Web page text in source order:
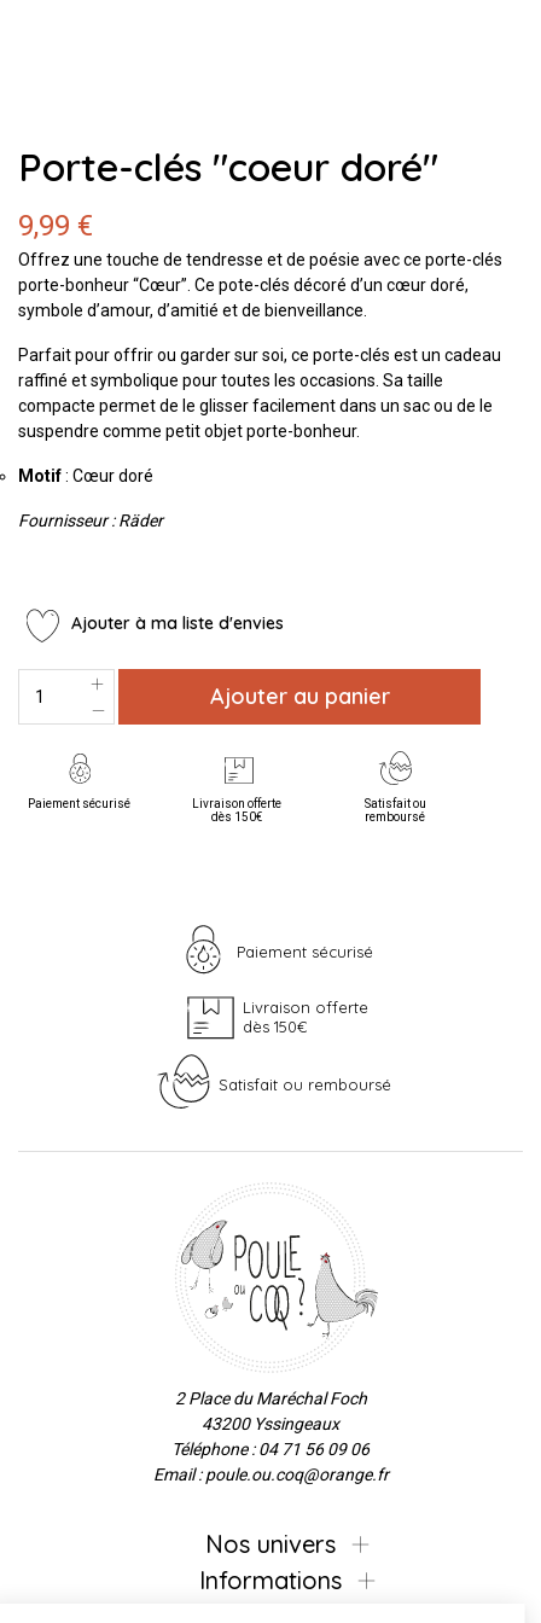
Porte-clés "coeur doré"
9,99 €
Offrez une touche de tendresse et de poésie avec ce porte-clés
porte-bonheur “Cœur”. Ce pote-clés décoré d’un cœur doré,
symbole d’amour, d’amitié et de bienveillance.
Parfait pour offrir ou garder sur soi, ce porte-clés est un cadeau
raffiné et symbolique pour toutes les occasions. Sa taille
compacte permet de le glisser facilement dans un sac ou de le
suspendre comme petit objet porte-bonheur.
Motif: Cœur doré
Fournisseur : Räder
Ajouter à ma liste d'envies
Ajouter au panier
Paiement sécurisé
Livraison offerte
dès 150€
Satisfait ou
remboursé
Paiement sécurisé
Livraison offerte
dès 150€
Satisfait ou remboursé
2 Place du Maréchal Foch
43200 Yssingeaux
Téléphone : 04 71 56 09 06
Email : poule.ou.coq@orange.fr
Nos univers
Informations